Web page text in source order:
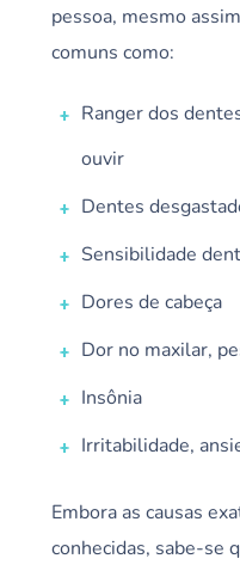
pessoa, mesmo
comuns como:
Ranger dos
ouvir
Dentes
Sensibilidade
Dores de cabeça
Dor no maxilar,
Insônia
Irritabilidade,
Embora as causas
conhecidas, sabe-se